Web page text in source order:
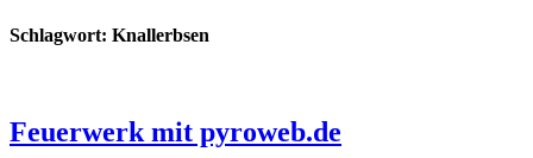
Schlagwort: Knallerbsen
Feuerwerk mit pyroweb.de